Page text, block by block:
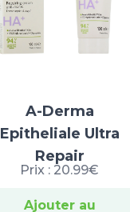
A-Derma
Epitheliale Ultra
Repair
Prix : 20.99€
Ajouter au